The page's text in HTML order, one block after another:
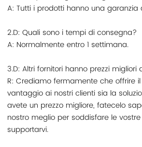
A: Tutti i prodotti hanno una garanzia
2.D: Quali sono i tempi di consegna?
A: Normalmente entro 1 settimana.
3.D: Altri fornitori hanno prezzi migliori
R: Crediamo fermamente che offrire
vantaggio ai nostri clienti sia la
avete un prezzo migliore, fatecelo
nostro meglio per soddisfare le
supportarvi.